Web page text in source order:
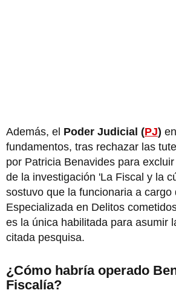
Además, el Poder Judicial (PJ)
fundamentos, tras rechazar las
por Patricia Benavides para
de la investigación 'La Fiscal y la
sostuvo que la funcionaria a cargo
Especializada en Delitos
es la única habilitada para asumir
citada pesquisa.
¿Cómo habría operado
Fiscalía?